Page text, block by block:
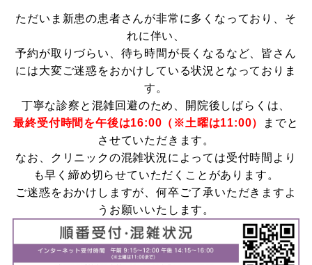
ただいま新患の患者さんが非常に多くなっており、そ
れに伴い、
予約が取りづらい、待ち時間が長くなるなど、皆さん
には大変ご迷惑をおかけしている状況となっておりま
す。
丁寧な診察と混雑回避のため、開院後しばらくは、
最終受付時間を午後は16:00（※土曜は11:00）
までと
させていただきます。
なお、クリニックの混雑状況によっては受付時間より
も早く締め切らせていただくことがあります。
ご迷惑をおかけしますが、何卒ご了承いただきますよ
うお願いいたします。